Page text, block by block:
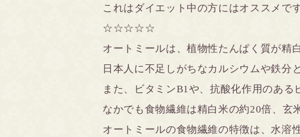
これはダイエット中の方にはオススメで
☆☆☆☆☆
オートミールは、植物性たんぱく質が精
日本人に不足しがちなカルシウムや鉄分
また、ビタミンB1や、抗酸化作用のある
なかでも食物繊維は精白米の約20倍、玄
オートミールの食物繊維の特徴は、水溶